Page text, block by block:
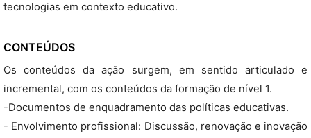
tecnologias em contexto educativo.
CONTEÚDOS
Os conteúdos da ação surgem, em sentido articulado e
incremental, com os conteúdos da formação de nível 1.
-Documentos de enquadramento das políticas educativas.
- Envolvimento profissional: Discussão, renovação e inovação